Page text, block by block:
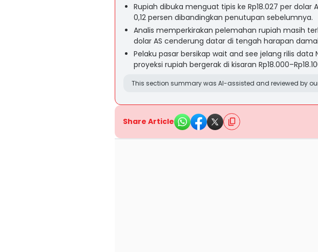
Rupiah dibuka menguat tipis ke Rp18.027 per dolar
0,12 persen dibandingkan penutupan sebelumnya.
Analis memperkirakan pelemahan rupiah masih
dolar AS cenderung datar di tengah harapan
Pelaku pasar bersikap wait and see jelang rilis data
proyeksi rupiah bergerak di kisaran
This section summary was AI-assisted and reviewed by
Share Article